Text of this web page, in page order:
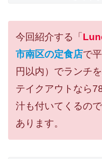
今回紹介する「
市南区の定食店で
円以内）でランチ
テイクアウトなら
汁も付いてくるの
あります。